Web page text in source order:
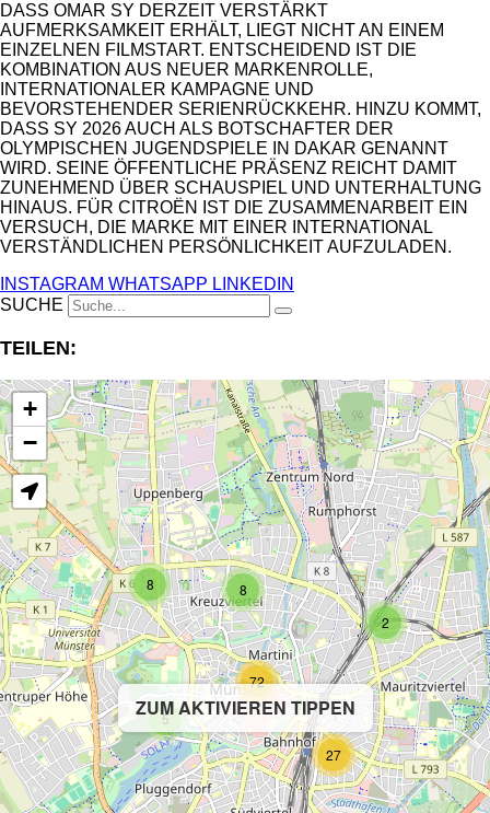
DASS OMAR SY DERZEIT VERSTÄRKT
AUFMERKSAMKEIT ERHÄLT, LIEGT NICHT AN EINEM
EINZELNEN FILMSTART. ENTSCHEIDEND IST DIE
KOMBINATION AUS NEUER MARKENROLLE,
INTERNATIONALER KAMPAGNE UND
BEVORSTEHENDER SERIENRÜCKKEHR. HINZU KOMMT,
DASS SY 2026 AUCH ALS BOTSCHAFTER DER
OLYMPISCHEN JUGENDSPIELE IN DAKAR GENANNT
WIRD. SEINE ÖFFENTLICHE PRÄSENZ REICHT DAMIT
ZUNEHMEND ÜBER SCHAUSPIEL UND UNTERHALTUNG
HINAUS. FÜR CITROËN IST DIE ZUSAMMENARBEIT EIN
VERSUCH, DIE MARKE MIT EINER INTERNATIONAL
VERSTÄNDLICHEN PERSÖNLICHKEIT AUFZULADEN.
INSTAGRAM WHATSAPP LINKEDIN
SUCHE
TEILEN:
ZUM AKTIVIEREN TIPPEN
2
8 8
27
5
72
+
−